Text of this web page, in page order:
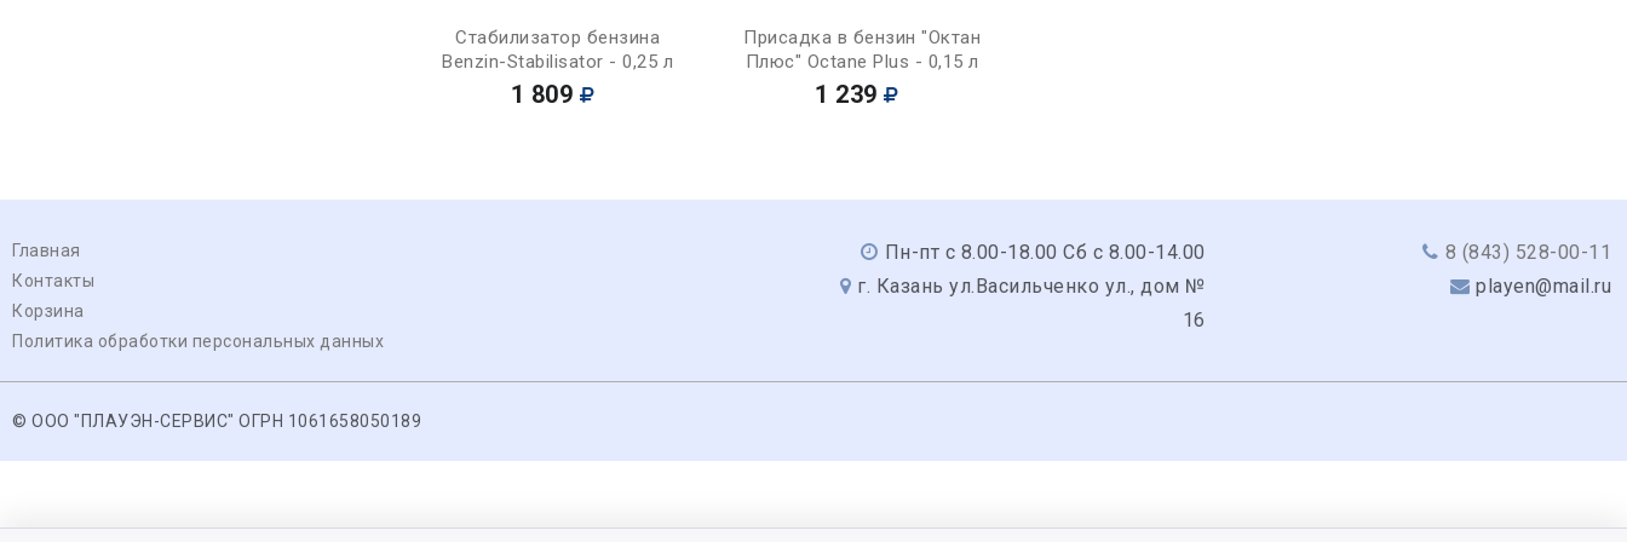
Купить
Стабилизатор бензина
Benzin-Stabilisator - 0,25 л
1 809
Купить
Присадка в бензин "Октан
Плюс" Octane Plus - 0,15 л
1 239
Главная
Контакты
Корзина
Политика обработки персональных данных
Пн-пт с 8.00-18.00 Сб с 8.00-14.00
г. Казань ул.Васильченко ул., дом №
16
8 (843) 528-00-11
playen@mail.ru
© ООО "ПЛАУЭН-СЕРВИС" ОГРН 1061658050189